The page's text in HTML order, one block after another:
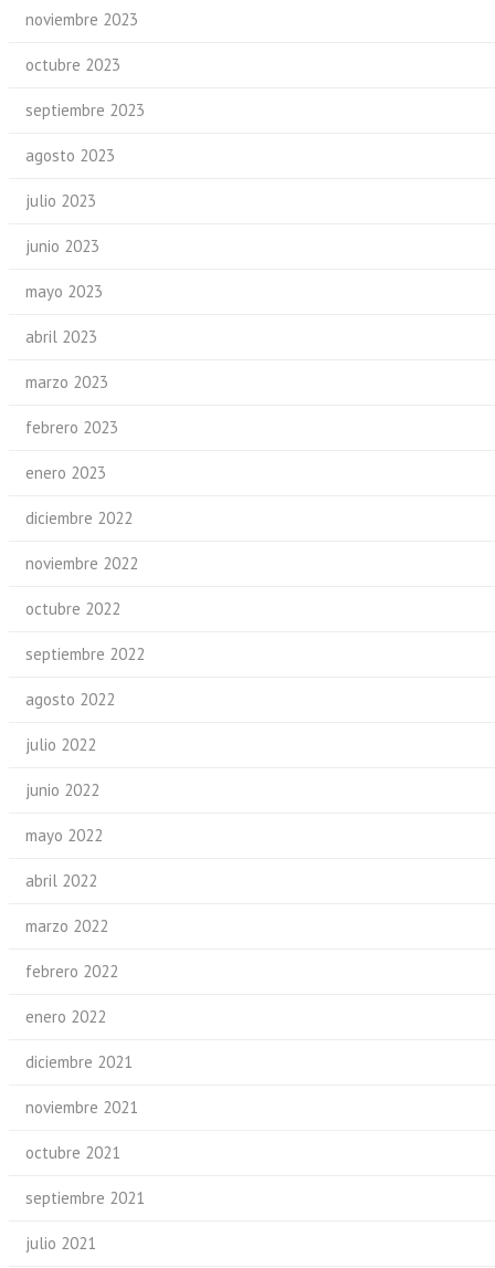
noviembre 2023
octubre 2023
septiembre 2023
agosto 2023
julio 2023
junio 2023
mayo 2023
abril 2023
marzo 2023
febrero 2023
enero 2023
diciembre 2022
noviembre 2022
octubre 2022
septiembre 2022
agosto 2022
julio 2022
junio 2022
mayo 2022
abril 2022
marzo 2022
febrero 2022
enero 2022
diciembre 2021
noviembre 2021
octubre 2021
septiembre 2021
julio 2021